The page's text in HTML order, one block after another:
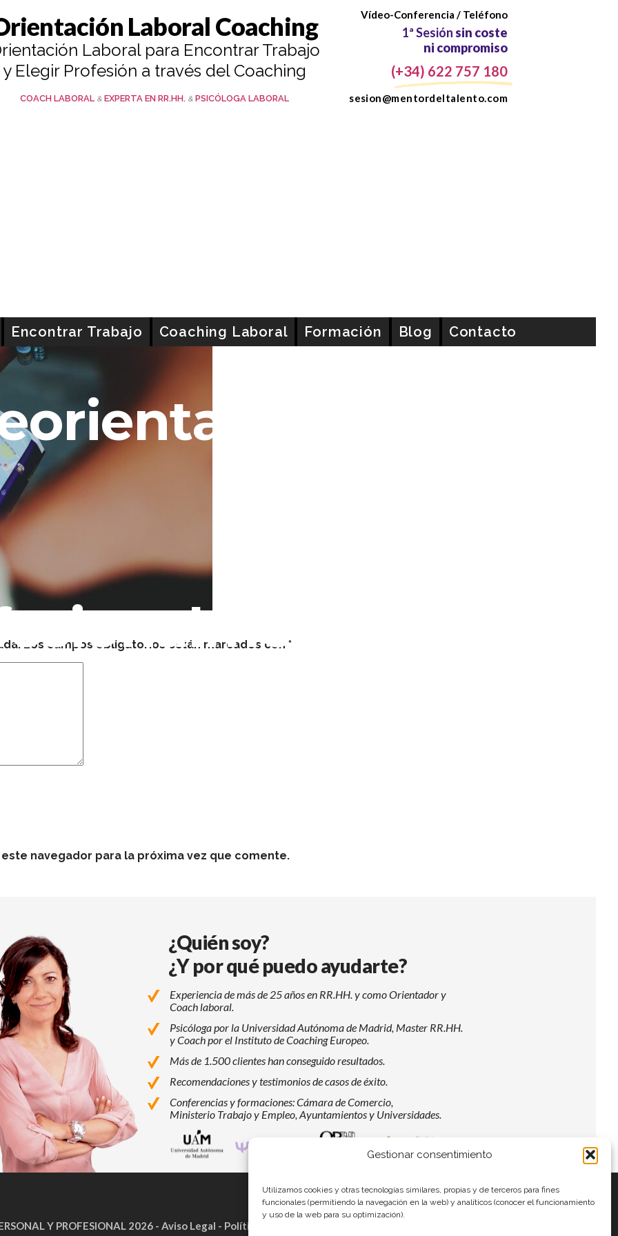
Gestionar consentimiento
Utilizamos cookies y otras tecnologías similares, propias y de terceros para fines
funcionales (permitiendo la navegación en la web) y analíticos (conocer el funcionamiento
y uso de la web para su optimización).
Laboral CoachingCoach Psicóloga
Laboral para Encontrar Trabajo
y Elegir Profesión a través del Coaching
MAYTE SANTIBÁÑEZ
COACH LABORAL & EXPERTA EN RR.HH. & PSICÓLOGA LABORAL
Vídeo-Conferencia / Teléfono
1ª Sesiónsin coste
ni compromiso
(+34) 622 757 180
sesion@mentordeltalento.com
Encontrar Trabajo Coaching Laboral Formación Blog Contacto
Una Guía Completa Máxima resolución (960 × 540)
Los campos obligatorios están marcados con *
navegador para la próxima vez que comente.
¿Quién soy?
¿Y por qué puedo ayudarte?
Experiencia de más de 25 años en RR.HH. y como Orientador y
Coach laboral.
Psicóloga por la Universidad Autónoma de Madrid, Master RR.HH.
y Coach por el Instituto de Coaching Europeo.
Más de 1.500 clientes han conseguido resultados.
Recomendaciones y testimonios de casos de éxito.
Conferencias y formaciones: Cámara de Comercio,
Ministerio Trabajo y Empleo, Ayuntamientos y Universidades.
Universidad Autónoma de Madrid
Facultad de Psicología - Universidad Autónoma de Madrid
Programas de Máster, Experto y Especialista: Experto
Instituto Europeo de Coaching
Y PROFESIONAL 2026 - Aviso Legal - Política de